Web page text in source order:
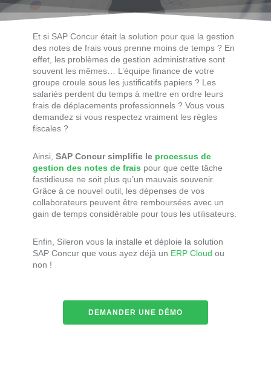
Et si SAP Concur était la solution pour que la gestion
des notes de frais vous prenne moins de temps ? En
effet, les problèmes de gestion administrative sont
souvent les mêmes… L’équipe finance de votre
groupe croule sous les justificatifs papiers ? Les
salariés perdent du temps à mettre en ordre leurs
frais de déplacements professionnels ? Vous vous
demandez si vous respectez vraiment les règles
fiscales ?
Ainsi, SAP Concur simplifie le processus de
gestion des notes de frais pour que cette tâche
fastidieuse ne soit plus qu’un mauvais souvenir.
Grâce à ce nouvel outil, les dépenses de vos
collaborateurs peuvent être remboursées avec un
gain de temps considérable pour tous les utilisateurs.
Enfin, Sileron vous la installe et déploie la solution
SAP Concur que vous ayez déjà un ERP Cloud ou
non !
DEMANDER UNE DÉMO